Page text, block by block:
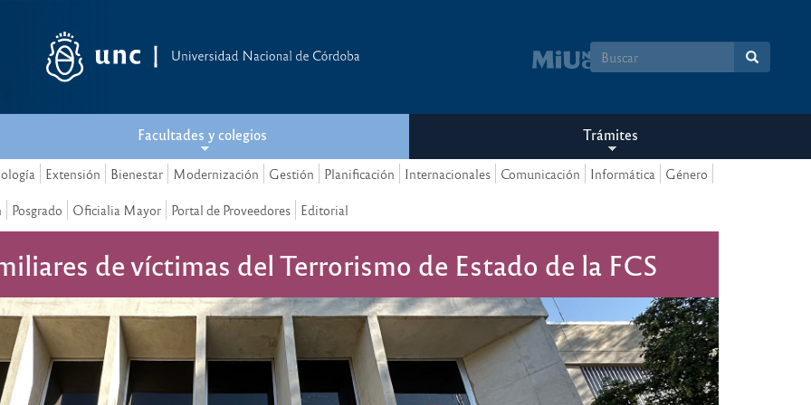
Formulario
búsqueda
Facultades y colegios Trámites
Extensión Bienestar Modernización Gestión Planificación Internacionales Comunicación Informática Género
Posgrado Oficialia Mayor Portal de Proveedores Editorial
de víctimas del Terrorismo de Estado de la FCS